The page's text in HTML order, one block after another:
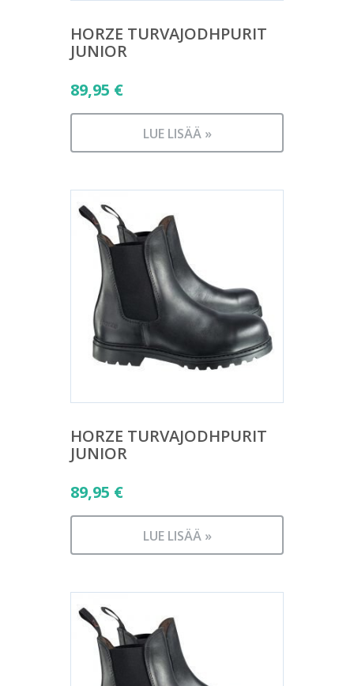
HORZE TURVAJODHPURIT
JUNIOR
89,95 €
LUE LISÄÄ »
HORZE TURVAJODHPURIT
JUNIOR
89,95 €
LUE LISÄÄ »